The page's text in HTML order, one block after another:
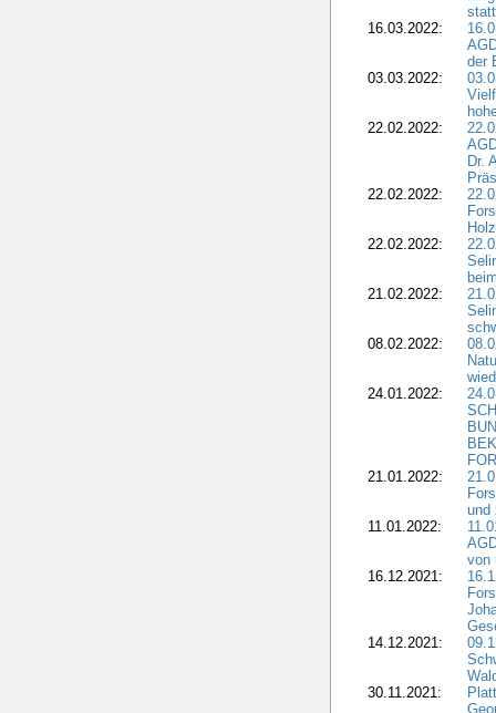
16.03.2022:
der
03.03.2022:
22.02.2022:
Dr.
22.02.2022:
22.02.2022:
21.02.2022:
08.02.2022:
24.01.2022:
21.01.2022:
und
11.01.2022:
von
16.12.2021:
14.12.2021:
30.11.2021: